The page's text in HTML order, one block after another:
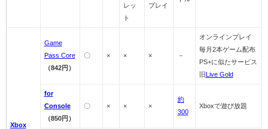
レッ
ト
プレイ
Xbox
Game
Pass Core
（842円）
〇 × × × －
オンラインプレイ
毎月2本ゲーム配布
PS+に似たサービス
旧Live Gold
for
Console
（850円）
〇 × × ×
約
300
Xboxで遊び放題